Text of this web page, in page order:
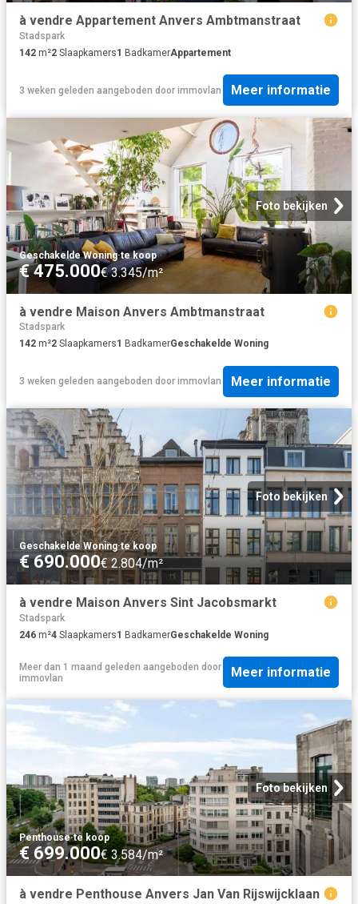
à vendre Appartement Anvers Ambtmanstraat
Stadspark
142 m²2 Slaapkamers1 BadkamerAppartement
3 weken geleden aangeboden door immovlan Meer informatie
Foto bekijken
Geschakelde Woning·te koop
€ 475.000€ 3.345/m²
à vendre Maison Anvers Ambtmanstraat
Stadspark
142 m²2 Slaapkamers1 BadkamerGeschakelde Woning
3 weken geleden aangeboden door immovlan Meer informatie
Foto bekijken
Geschakelde Woning·te koop
€ 690.000€ 2.804/m²
à vendre Maison Anvers Sint Jacobsmarkt
Stadspark
246 m²4 Slaapkamers1 BadkamerGeschakelde Woning
Meer dan 1 maand geleden aangeboden door
immovlan
Meer informatie
Foto bekijken
Penthouse·te koop
€ 699.000€ 3.584/m²
à vendre Penthouse Anvers Jan Van Rijswijcklaan